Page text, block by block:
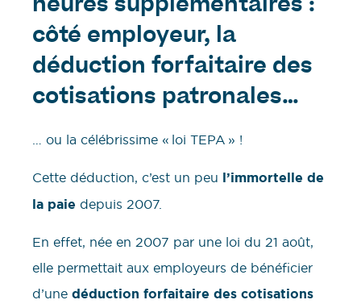
heures supplémentaires :
côté employeur, la
déduction forfaitaire des
cotisations patronales…
… ou la célébrissime « loi TEPA » !
Cette déduction, c’est un peu l’immortelle de
la paie depuis 2007.
En effet, née en 2007 par une loi du 21 août,
elle permettait aux employeurs de bénéficier
d’une déduction forfaitaire des cotisations